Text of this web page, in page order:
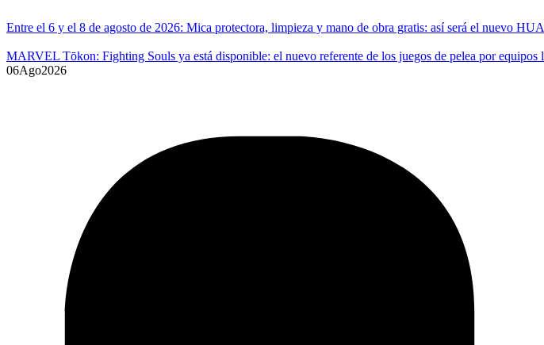
Entre el 6 y el 8 de agosto de 2026: Mica protectora, limpieza y mano de obra gratis: así será el nuevo
MARVEL Tōkon: Fighting Souls ya está disponible: el nuevo referente de los juegos de pelea por equipos
06Ago2026